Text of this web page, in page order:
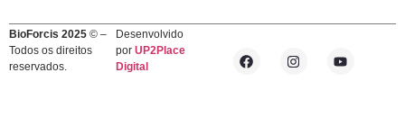
BioForcis 2025 © –
Todos os direitos
reservados.
Desenvolvido
por UP2Place
Digital